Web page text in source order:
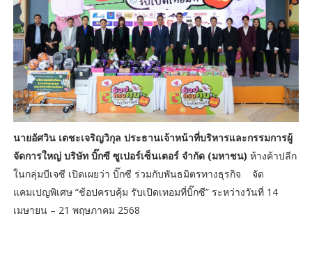
นายอัศวิน เตชะเจริญวิกุล ประธานเจ้าหน้าที่บริหารและกรรมการผู้
จัดการใหญ่ บริษัท บิ๊กซี ซูเปอร์เซ็นเตอร์ จำกัด (มหาชน) ห้างค้าปลีก
ในกลุ่มบีเจซี เปิดเผยว่า บิ๊กซี ร่วมกับพันธมิตรทางธุรกิจ จัด
แคมเปญพิเศษ “ช้อปครบคุ้ม รับเปิดเทอมที่บิ๊กซี” ระหว่างวันที่ 14
เมษายน – 21 พฤษภาคม 2568